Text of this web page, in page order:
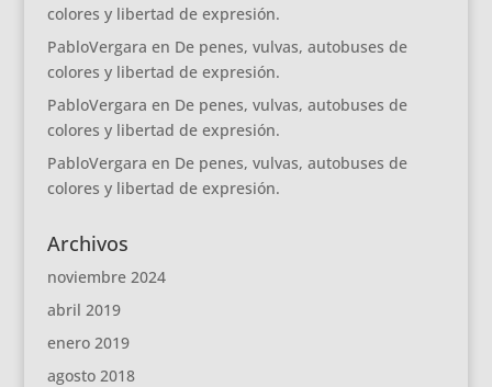
colores y libertad de expresión.
PabloVergara en De penes, vulvas, autobuses de
colores y libertad de expresión.
PabloVergara en De penes, vulvas, autobuses de
colores y libertad de expresión.
PabloVergara en De penes, vulvas, autobuses de
colores y libertad de expresión.
Archivos
noviembre 2024
abril 2019
enero 2019
agosto 2018